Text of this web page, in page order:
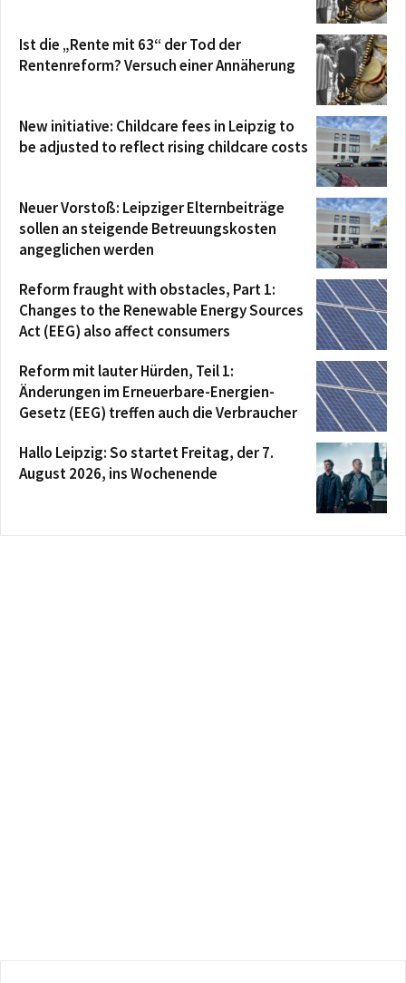
Ist die „Rente mit 63“ der Tod der
Rentenreform? Versuch einer Annäherung
New initiative: Childcare fees in Leipzig to
be adjusted to reflect rising childcare costs
Neuer Vorstoß: Leipziger Elternbeiträge
sollen an steigende Betreuungskosten
angeglichen werden
Reform fraught with obstacles, Part 1:
Changes to the Renewable Energy Sources
Act (EEG) also affect consumers
Reform mit lauter Hürden, Teil 1:
Änderungen im Erneuerbare-Energien-
Gesetz (EEG) treffen auch die Verbraucher
Hallo Leipzig: So startet Freitag, der 7.
August 2026, ins Wochenende